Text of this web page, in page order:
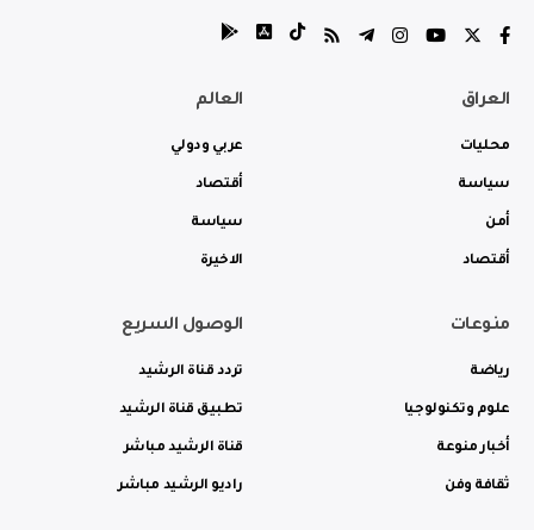
العراق
محليات
سياسة
أمن
أقتصاد
العالم
عربي ودولي
أقتصاد
سياسة
الاخيرة
منوعات
رياضة
علوم وتكنولوجيا
أخبار منوعة
ثقافة وفن
الوصول السريع
تردد قناة الرشيد
تطبيق قناة الرشيد
قناة الرشيد مباشر
راديو الرشيد مباشر